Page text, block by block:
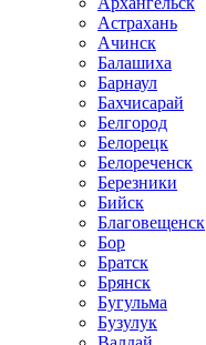
Астрахань
Ачинск
Балашиха
Барнаул
Бахчисарай
Белгород
Белорецк
Белореченск
Березники
Бийск
Благовещенск
Бор
Братск
Брянск
Бугульма
Бузулук